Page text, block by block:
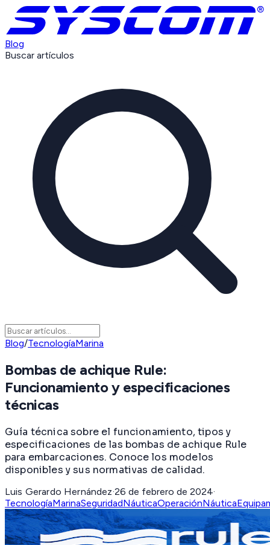
Blog
Buscar artículos
Blog/TecnologíaMarina
Bombas de achique Rule:
Funcionamiento y especificaciones
técnicas
Guía técnica sobre el funcionamiento, tipos y
especificaciones de las bombas de achique Rule
para embarcaciones. Conoce los modelos
disponibles y sus normativas de calidad.
Luis Gerardo Hernández·26 de febrero de 2024·
TecnologíaMarinaSeguridadNáuticaOperaciónNáutica